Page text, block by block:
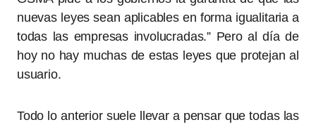
nuevas leyes sean aplicables en forma igualitaria a
todas las empresas involucradas.” Pero al día de
hoy no hay muchas de estas leyes que protejan al
usuario.
Todo lo anterior suele llevar a pensar que todas las